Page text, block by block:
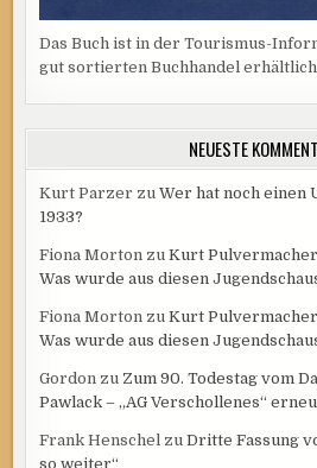
Das Buch ist in der Tourismus-
gut sortierten Buchhandel
NEUESTE
Kurt Parzer zuWer hat noch einen
1933?
Fiona Morton zuKurt
Was wurde aus diesen
Fiona Morton zuKurt
Was wurde aus diesen
Gordon zu Zum 90. Todestag vom
Pawlack – „AG Verschollenes“
Frank Henschel zuDritte Fassung
so weiter“